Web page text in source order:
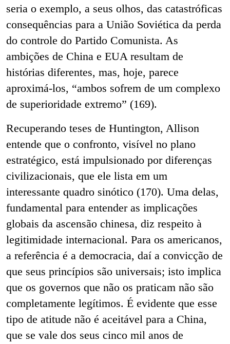
seria o exemplo, a seus olhos, das catastróficas
consequências para a União Soviética da perda
do controle do Partido Comunista. As
ambições de China e EUA resultam de
histórias diferentes, mas, hoje, parece
aproximá-los, “ambos sofrem de um complexo
de superioridade extremo” (169).
Recuperando teses de Huntington, Allison
entende que o confronto, visível no plano
estratégico, está impulsionado por diferenças
civilizacionais, que ele lista em um
interessante quadro sinótico (170). Uma delas,
fundamental para entender as implicações
globais da ascensão chinesa, diz respeito à
legitimidade internacional. Para os americanos,
a referência é a democracia, daí a convicção de
que seus princípios são universais; isto implica
que os governos que não os praticam não são
completamente legítimos. É evidente que esse
tipo de atitude não é aceitável para a China,
que se vale dos seus cinco mil anos de